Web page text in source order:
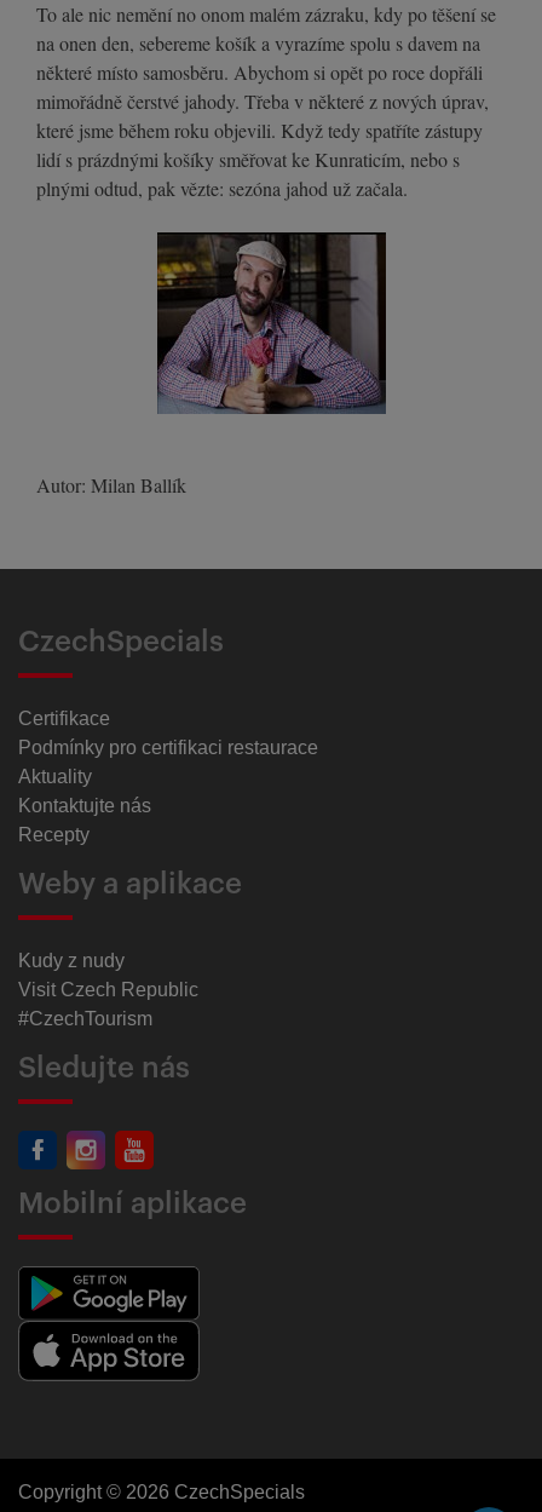
To ale nic nemění no onom malém zázraku, kdy po těšení se
na onen den, sebereme košík a vyrazíme spolu s davem na
některé místo samosběru. Abychom si opět po roce dopřáli
mimořádně čerstvé jahody. Třeba v některé z nových úprav,
které jsme během roku objevili. Když tedy spatříte zástupy
lidí s prázdnými košíky směřovat ke Kunraticím, nebo s
plnými odtud, pak vězte: sezóna jahod už začala.
Autor: Milan Ballík
CzechSpecials
Certifikace
Podmínky pro certifikaci restaurace
Aktuality
Kontaktujte nás
Recepty
Weby a aplikace
Kudy z nudy
Visit Czech Republic
#CzechTourism
Sledujte nás
Mobilní aplikace
Copyright © 2026 CzechSpecials